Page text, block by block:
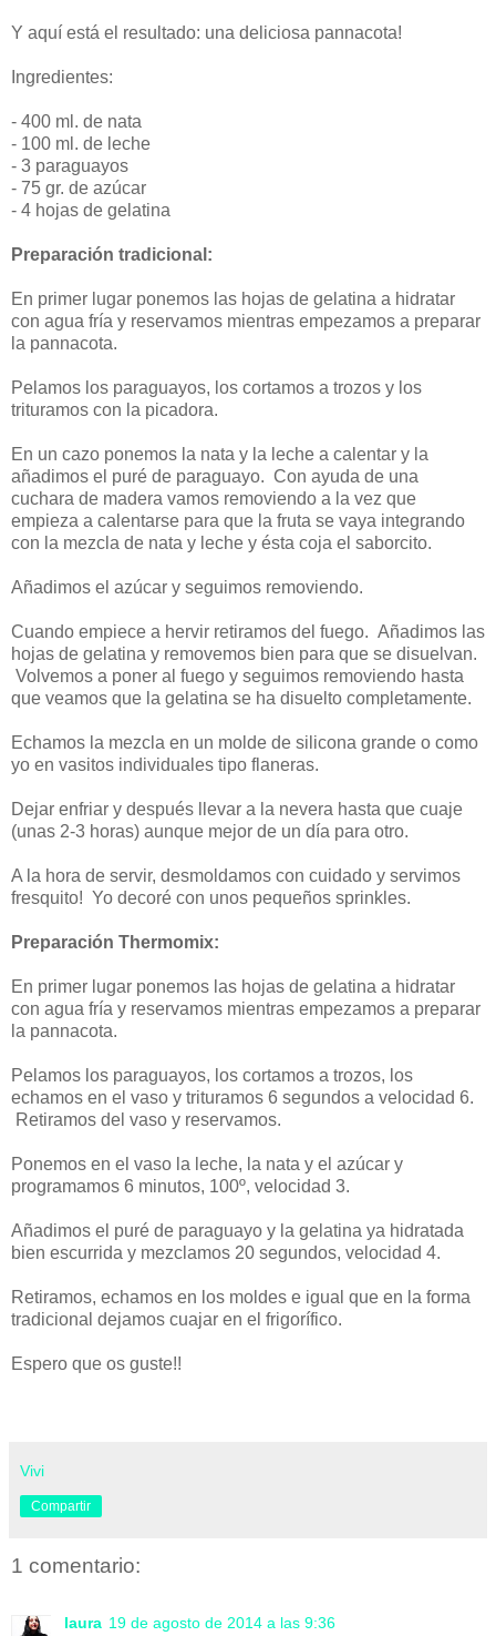
Y aquí está el resultado: una deliciosa pannacota!
Ingredientes:
- 400 ml. de nata
- 100 ml. de leche
- 3 paraguayos
- 75 gr. de azúcar
- 4 hojas de gelatina
Preparación tradicional :
En primer lugar ponemos las hojas de gelatina a hidratar
con agua fría y reservamos mientras empezamos a preparar
la pannacota.
Pelamos los paraguayos, los cortamos a trozos y los
trituramos con la picadora.
En un cazo ponemos la nata y la leche a calentar y la
añadimos el puré de paraguayo. Con ayuda de una
cuchara de madera vamos removiendo a la vez que
empieza a calentarse para que la fruta se vaya integrando
con la mezcla de nata y leche y ésta coja el saborcito.
Añadimos el azúcar y seguimos removiendo.
Cuando empiece a hervir retiramos del fuego. Añadimos las
hojas de gelatina y removemos bien para que se disuelvan.
Volvemos a poner al fuego y seguimos removiendo hasta
que veamos que la gelatina se ha disuelto completamente.
Echamos la mezcla en un molde de silicona grande o como
yo en vasitos individuales tipo flaneras.
Dejar enfriar y después llevar a la nevera hasta que cuaje
(unas 2-3 horas) aunque mejor de un día para otro.
A la hora de servir, desmoldamos con cuidado y servimos
fresquito! Yo decoré con unos pequeños sprinkles.
Preparación Thermomix:
En primer lugar ponemos las hojas de gelatina a hidratar
con agua fría y reservamos mientras empezamos a preparar
la pannacota.
Pelamos los paraguayos, los cortamos a trozos, los
echamos en el vaso y trituramos 6 segundos a velocidad 6.
Retiramos del vaso y reservamos.
Ponemos en el vaso la leche, la nata y el azúcar y
programamos 6 minutos, 100º, velocidad 3.
Añadimos el puré de paraguayo y la gelatina ya hidratada
bien escurrida y mezclamos 20 segundos, velocidad 4.
Retiramos, echamos en los moldes e igual que en la forma
tradicional dejamos cuajar en el frigorífico.
Espero que os guste!!
Vivi
Compartir
1 comentario:
laura 19 de agosto de 2014 a las 9:36